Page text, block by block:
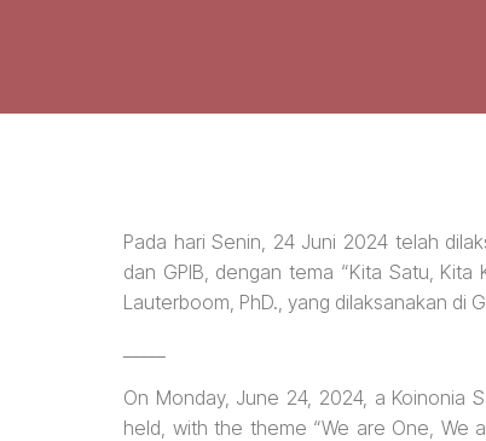
Pada hari Senin, 24 Juni 2024 telah
dan GPIB, dengan tema “Kita Satu, Kita
Lauterboom, PhD., yang dilaksanakan di
On Monday, June 24, 2024, a Koinonia
held, with the theme “We are One, We